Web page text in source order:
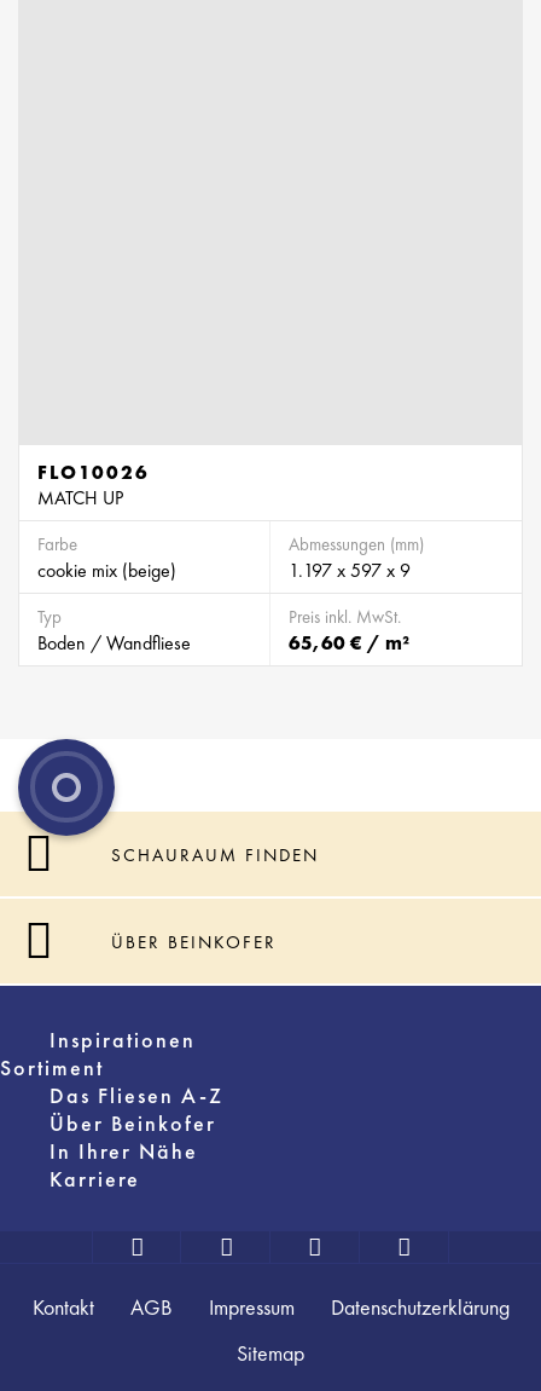
FLO10026
MATCH UP
Farbe
cookie mix (beige)
Abmessungen (mm)
1.197 x 597 x 9
Typ
Boden / Wandfliese
Preis inkl. MwSt.
65,60 € / m²
SCHAURAUM FINDEN
ÜBER BEINKOFER
Inspirationen
Sortiment
Das Fliesen A-Z
Über Beinkofer
In Ihrer Nähe
Karriere
Kontakt AGB Impressum
Datenschutzerklärung
Sitemap